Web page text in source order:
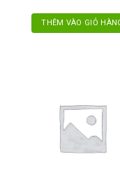
THÊM VÀO GIỎ